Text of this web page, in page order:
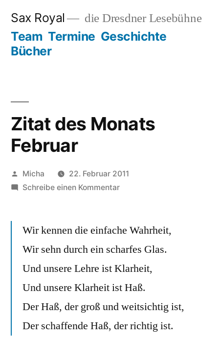
springen
Sax Royal die Dresdner Lesebühne
Team Termine Geschichte
Bücher
Zitat des Monats
Februar
Veröffentlicht
von
Micha
22. Februar 2011
Schreibe einen Kommentarzu
Monats
Wir kennen die einfache Wahrheit,
Wir sehn durch ein scharfes Glas.
Und unsere Lehre ist Klarheit,
Und unsere Klarheit ist Haß.
Der Haß, der groß und weitsichtig ist,
Der schaffende Haß, der richtig ist.